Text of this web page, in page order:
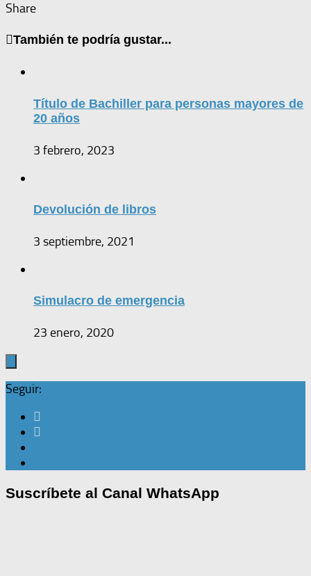
Share
También te podría gustar...
Título de Bachiller para personas mayores de
20 años
3 febrero, 2023
Devolución de libros
3 septiembre, 2021
Simulacro de emergencia
23 enero, 2020
Seguir:
Suscríbete al Canal WhatsApp